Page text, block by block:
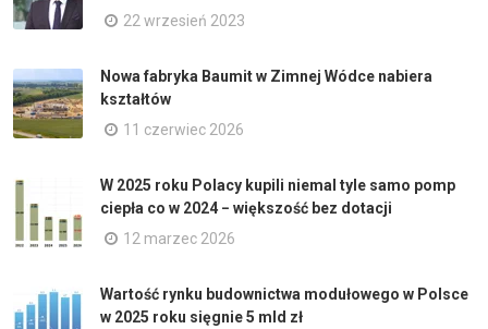
22 wrzesień 2023
Nowa fabryka Baumit w Zimnej Wódce nabiera
kształtów
11 czerwiec 2026
W 2025 roku Polacy kupili niemal tyle samo pomp
ciepła co w 2024 − większość bez dotacji
12 marzec 2026
Wartość rynku budownictwa modułowego w Polsce
w 2025 roku sięgnie 5 mld zł